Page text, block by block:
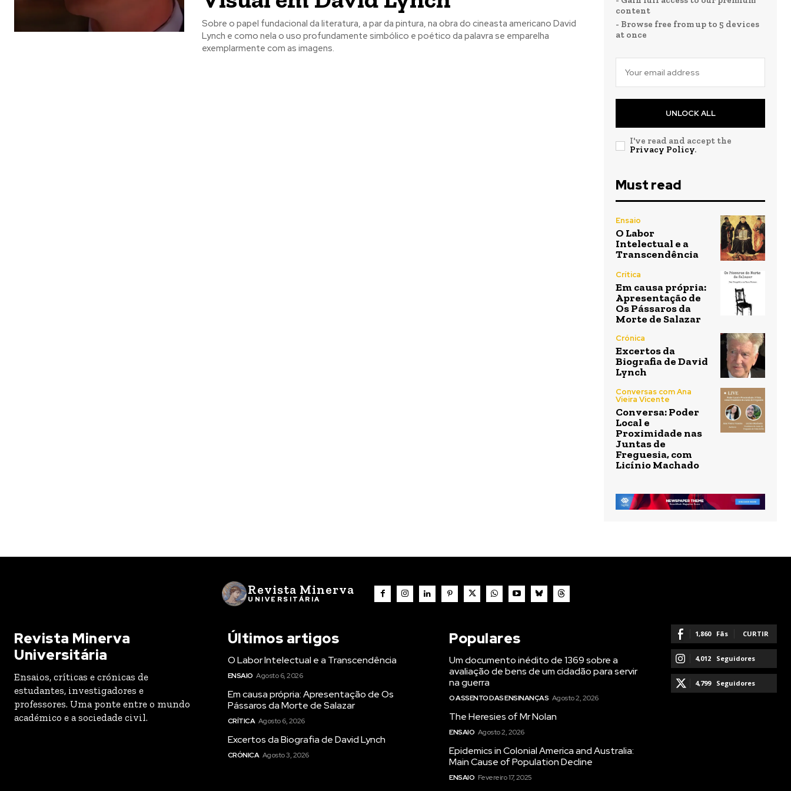
Sobre o papel fundacional da literatura, a par da pintura, na obra do cineasta americano David
Lynch e como nela o uso profundamente simbólico e poético da palavra se emparelha
exemplarmente com as imagens.
content
- Browse free from up to 5 devices
at once
UNLOCK ALL
I've read and accept the
Privacy Policy.
Must read
Ensaio
O Labor
Intelectual e a
Transcendência
Crítica
Em causa própria:
Apresentação de
Os Pássaros da
Morte de Salazar
Crónica
Excertos da
Biografia de David
Lynch
Conversas com Ana
Vieira Vicente
Conversa: Poder
Local e
Proximidade nas
Juntas de
Freguesia, com
Licínio Machado
Revista Minerva
UNIVERSITÁRIA
Revista Minerva
Universitária
Ensaios, críticas e crónicas de
estudantes, investigadores e
professores. Uma ponte entre o mundo
académico e a sociedade civil.
Últimos artigos
O Labor Intelectual e a Transcendência
ENSAIO Agosto 6, 2026
Em causa própria: Apresentação de Os
Pássaros da Morte de Salazar
CRÍTICA Agosto 6, 2026
Excertos da Biografia de David Lynch
CRÓNICA Agosto 3, 2026
Populares
Um documento inédito de 1369 sobre a
avaliação de bens de um cidadão para servir
na guerra
O ASSENTO DAS ENSINANÇAS Agosto 2, 2026
The Heresies of Mr Nolan
ENSAIO Agosto 2, 2026
Epidemics in Colonial America and Australia:
Main Cause of Population Decline
ENSAIO Fevereiro 17, 2025
1,860 Fãs CURTIR
4,012 Seguidores
SEGUIR
4,799 Seguidores